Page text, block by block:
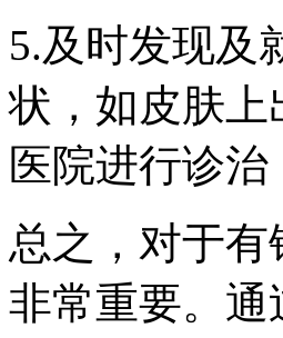
5.及时发现及
状，如皮肤
医院进行诊
总之，对于
非常重要。